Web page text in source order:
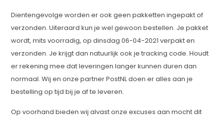
Dientengevolge worden er ook geen pakketten ingepakt of
verzonden. Uiteraard kun je wel gewoon bestellen. Je pakket
wordt, mits voorradig, op dinsdag 06-04-2021 verpakt en
verzonden. Je krijgt dan natuurlijk ook je tracking code. Houdt
er rekening mee dat leveringen langer kunnen duren dan
normaal. Wij en onze partner PostNL doen er alles aan je
bestelling op tijd bij je af te leveren.
Op voorhand bieden wij alvast onze excuses aan mocht dit